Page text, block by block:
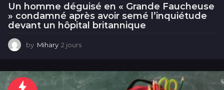
Un homme déguisé en « Grande Faucheuse
» condamné après avoir semé l’inquiétude
devant un hôpital britannique
by Mihary 2 jours
u